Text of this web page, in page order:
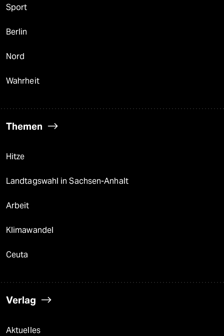
Sport
Berlin
Nord
Wahrheit
Themen
Hitze
Landtagswahl in Sachsen-Anhalt
Arbeit
Klimawandel
Ceuta
Verlag
Aktuelles